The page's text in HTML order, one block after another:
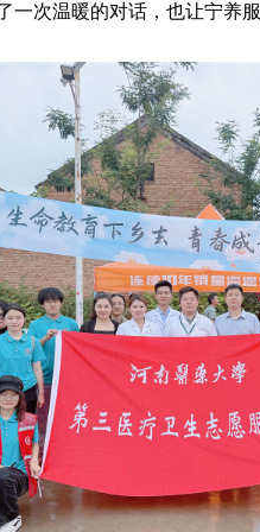
一次温暖的对话，也让宁养